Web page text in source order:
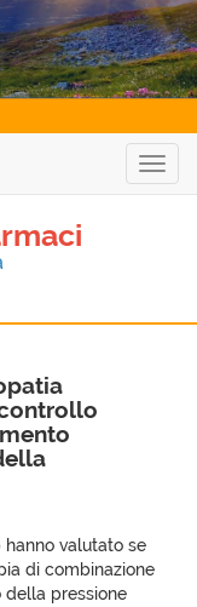
hanno valutato se
di combinazione
della pressione